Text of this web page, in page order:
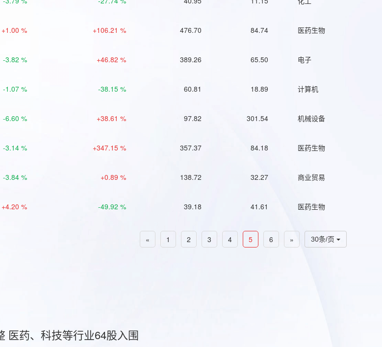
+1.00 % +106.21 % 476.70 84.74 医药生物
-3.82 % +46.82 % 389.26 65.50 电子
-1.07 % -38.15 % 60.81 18.89 计算机
-6.60 % +38.61 % 97.82 301.54 机械设备
-3.14 % +347.15 % 357.37 84.18 医药生物
-3.84 % +0.89 % 138.72 32.27 商业贸易
+4.20 % -49.92 % 39.18 41.61 医药生物
30条/页
« 1 2 3 4 5 6 »
医药、科技等行业64股入围